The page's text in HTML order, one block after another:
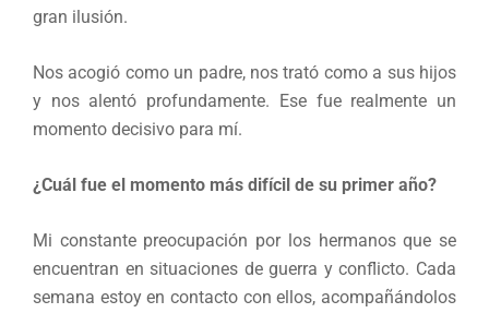
gran ilusión.
Nos acogió como un padre, nos trató como a sus hijos
y nos alentó profundamente. Ese fue realmente un
momento decisivo para mí.
¿Cuál fue el momento más difícil de su primer año?
Mi constante preocupación por los hermanos que se
encuentran en situaciones de guerra y conflicto. Cada
semana estoy en contacto con ellos, acompañándolos